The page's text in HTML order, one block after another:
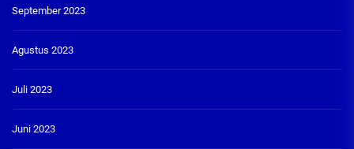
September 2023
Agustus 2023
Juli 2023
Juni 2023